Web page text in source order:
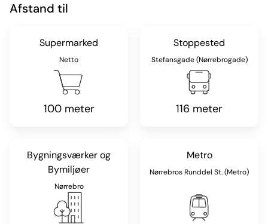
Afstand til
Supermarked
Netto
100 meter
Stoppested
Stefansgade (Nørrebrogade)
116 meter
Bygningsværker og
Bymiljøer
Nørrebro
Metro
Nørrebros Runddel St. (Metro)